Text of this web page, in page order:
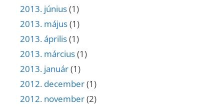
2013. június(1)
2013. május(1)
2013. április(1)
2013. március(1)
2013. január(1)
2012. december(1)
2012. november(2)